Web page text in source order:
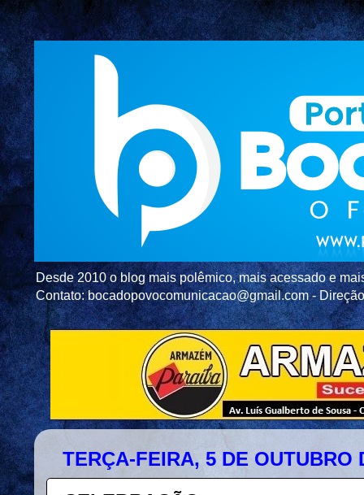
Desde 2010 o blog mais polêmico, mais acessado e
Contato: bocadopovocomunicacao@gmail.com -
TERÇA-FEIRA, 5 DE OUTUBRO